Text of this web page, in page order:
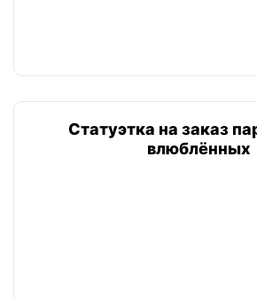
Статуэтка на заказ
влюблённых